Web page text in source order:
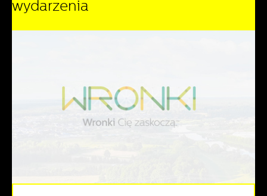
wydarzenia
pojawić się na stronach podmiotów trzecich lub firm